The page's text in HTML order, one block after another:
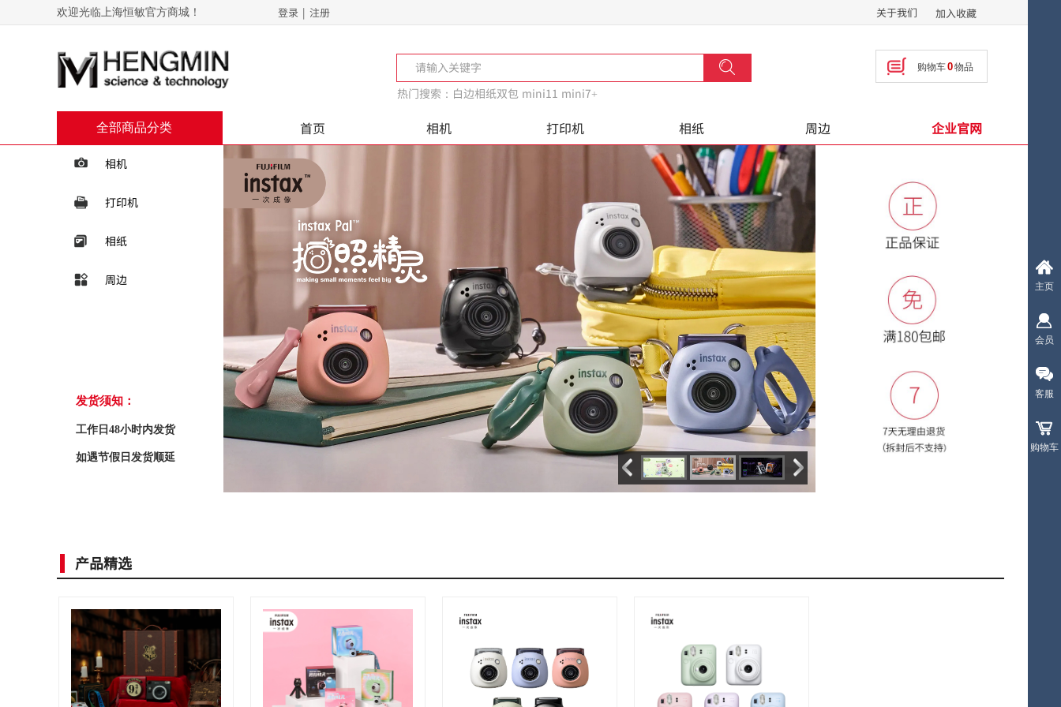
加入收藏
欢迎光临上海恒敏官方商城！ 关于我们
登录 | 注册
购物车0物品
搜索
按钮文本
热门搜索： 白边相纸双包 mini11 mini7+
全部商品分类 企业官网
首页 相机 打印机 相纸 周边
相机
打印机
相纸
周边
发货须知：
工作日48小时内发货
如遇节假日发货顺延
产品精选
主页
会员
客服
购物车